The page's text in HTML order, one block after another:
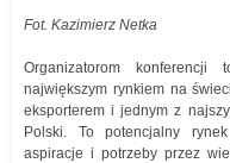
Fot. Kazimierz Netka
Organizatorom
największym rynkiem na
eksporterem i jednym z
Polski. To potencjalny
aspiracje i potrzeby przez